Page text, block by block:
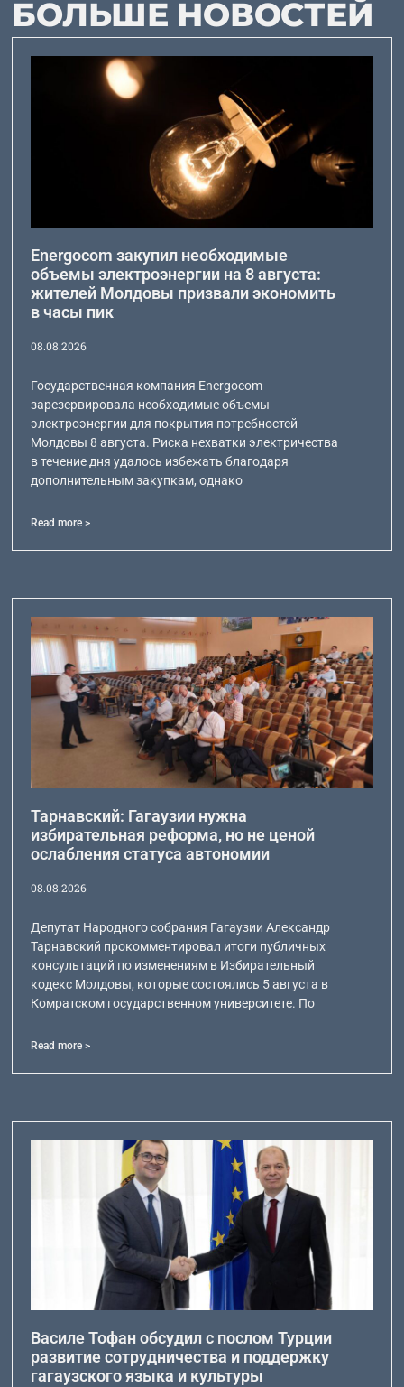
БОЛЬШЕ НОВОСТЕЙ
Energocom закупил необходимые
объемы электроэнергии на 8 августа:
жителей Молдовы призвали экономить
в часы пик
08.08.2026
Государственная компания Energocom
зарезервировала необходимые объемы
электроэнергии для покрытия потребностей
Молдовы 8 августа. Риска нехватки электричества
в течение дня удалось избежать благодаря
дополнительным закупкам, однако
Read more >
Тарнавский: Гагаузии нужна
избирательная реформа, но не ценой
ослабления статуса автономии
08.08.2026
Депутат Народного собрания Гагаузии Александр
Тарнавский прокомментировал итоги публичных
консультаций по изменениям в Избирательный
кодекс Молдовы, которые состоялись 5 августа в
Комратском государственном университете. По
Read more >
Василе Тофан обсудил с послом Турции
развитие сотрудничества и поддержку
гагаузского языка и культуры